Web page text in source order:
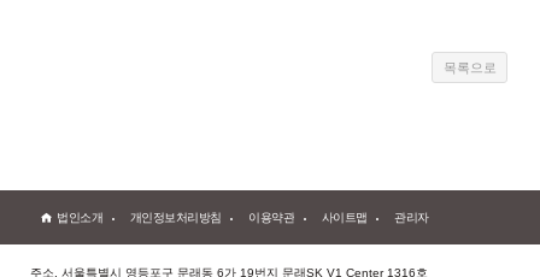
법인소개 개인정보처리방침 이용약관 사이트맵 관리자
주소. 서울특별시 영등포구 문래동 6가 19번지 문래SK V1 Center 1316호